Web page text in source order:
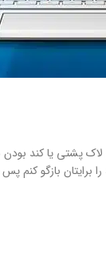
لاک پشتی یا کند